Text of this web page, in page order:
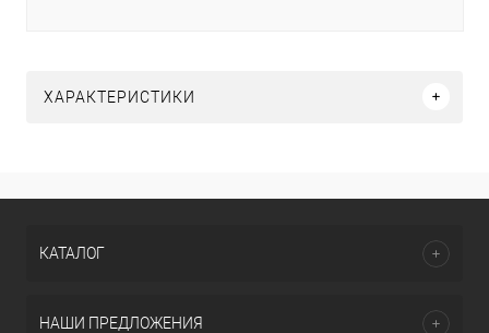
ХАРАКТЕРИСТИКИ
КАТАЛОГ
НАШИ ПРЕДЛОЖЕНИЯ